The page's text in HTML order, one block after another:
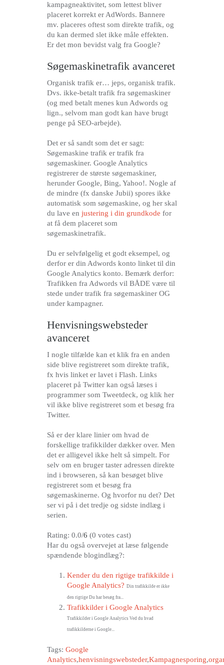
kampagneaktivitet, som lettest bliver
placeret korrekt er AdWords. Bannere
mv. placeres oftest som direkte trafik, og
du kan dermed slet ikke måle effekten.
Er det mon bevidst valg fra Google?
Søgemaskinetrafik avanceret
Organisk trafik er… jeps, organisk trafik.
Dvs. ikke-betalt trafik fra søgemaskiner
(og med betalt menes kun Adwords og
lign., selvom man godt kan have brugt
penge på SEO-arbejde).
Det er så sandt som det er sagt:
Søgemaskine trafik er trafik fra
søgemaskiner. Google Analytics
registrerer de største søgemaskiner,
herunder Google, Bing, Yahoo!. Nogle af
de mindre (fx danske Jubii) spores ikke
automatisk som søgemaskine, og her skal
du lave en justering i din grundkode for
at få dem placeret som
søgemaskinetrafik.
Du er selvfølgelig et godt eksempel, og
derfor er din Adwords konto linket til din
Google Analytics konto. Bemærk derfor:
Trafikken fra Adwords vil BÅDE være til
stede under trafik fra søgemaskiner OG
under kampagner.
Henvisningswebsteder
avanceret
I nogle tilfælde kan et klik fra en anden
side blive registreret som direkte trafik,
fx hvis linket er lavet i Flash. Links
placeret på Twitter kan også læses i
programmer som Tweetdeck, og klik her
vil ikke blive registreret som et besøg fra
Twitter.
Så er der klare linier om hvad de
forskellige trafikkilder dækker over. Men
det er alligevel ikke helt så simpelt. For
selv om en bruger taster adressen direkte
ind i browseren, så kan besøget blive
registreret som et besøg fra
søgemaskinerne. Og hvorfor nu det? Det
ser vi på i det tredje og sidste indlæg i
serien.
Rating: 0.0/6 (0 votes cast)
Har du også overvejet at læse følgende
spændende blogindlæg?:
Kender du den rigtige trafikkilde i
Google Analytics? Din trafikkilde er ikke
den rigtige Du har besøg fra...
Trafikkilder i Google Analytics
Trafikkilder i Google Analytics Ved du hvad
trafikkilderne i Google...
Tags: Google
Analytics,henvisningswebsteder,Kampagnesporing,